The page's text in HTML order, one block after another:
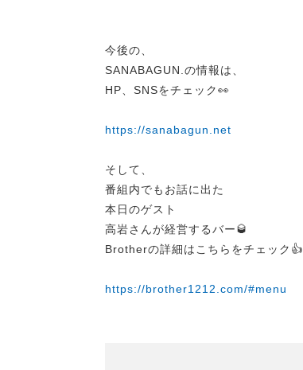
今後の、
SANABAGUN.の情報は、
HP、SNSをチェック👀
https://sanabagun.net
そして、
番組内でもお話に出た
本日のゲスト
高岩さんが経営するバー🥃
Brotherの詳細はこちらをチェック👍
https://brother1212.com/#menu